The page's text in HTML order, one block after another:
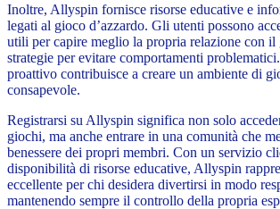
Inoltre, Allyspin fornisce risorse educative e
legati al gioco d’azzardo. Gli utenti possono
utili per capire meglio la propria relazione con il
strategie per evitare comportamenti
proattivo contribuisce a creare un ambiente di
consapevole.
Registrarsi su Allyspin significa non solo
giochi, ma anche entrare in una comunità che
benessere dei propri membri. Con un servizio
disponibilità di risorse educative, Allyspin
eccellente per chi desidera divertirsi in modo
mantenendo sempre il controllo della propria